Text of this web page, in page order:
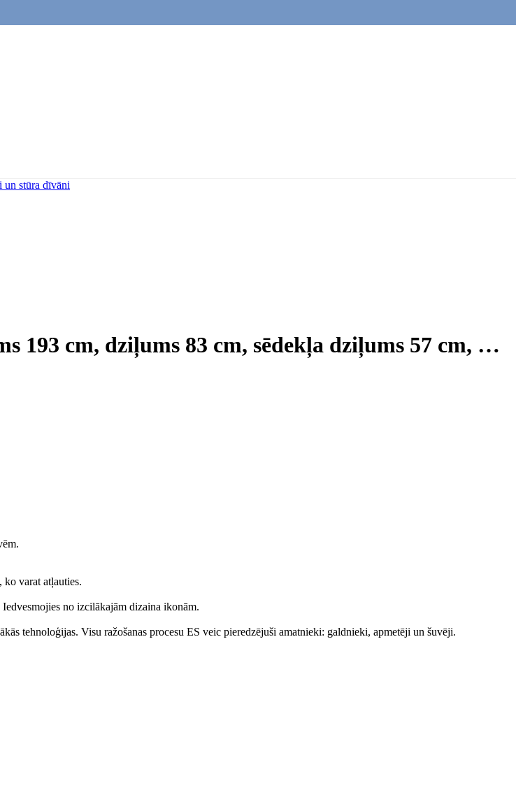
un stūra dīvāni
193 cm, dziļums 83 cm, sēdekļa dziļums 57 cm, …
varat atļauties.
no izcilākajām dizaina ikonām.
tehnoloģijas. Visu ražošanas procesu ES veic pieredzējuši amatnieki: galdnieki, apmetēji un šuvēji.